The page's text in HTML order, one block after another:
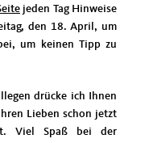
jeden Tag Hinweise
den 18. April, um
um keinen Tipp zu
drücke ich Ihnen
Lieben schon jetzt
Viel Spaß bei der